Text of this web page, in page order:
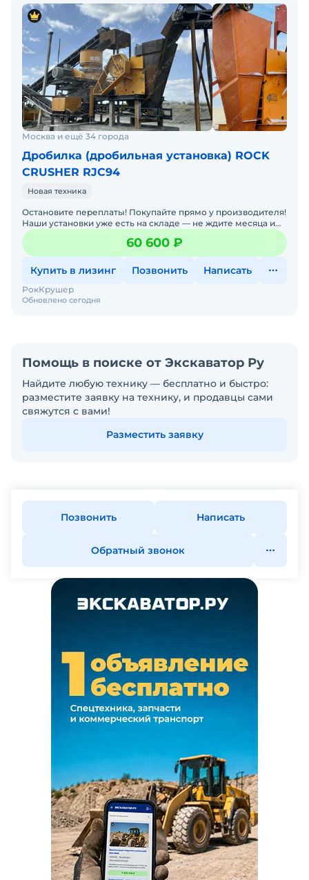
Москва и ещё 34 города
Дробилка (дробильная установка) ROCK
CRUSHER RJC94
Новая техника
Остановите переплаты! Покупайте прямо у производителя!
Наши установки уже есть на складе — не ждите месяца и
получайте оборудование быстро! Пока конкуре
60 600 ₽
Купить в лизинг Позвонить Написать
Обновлено сегодня
РокКрушер
Помощь в поиске от Экскаватор Ру
Найдите любую технику — бесплатно и быстро:
разместите заявку на технику, и продавцы сами
свяжутся с вами!
Разместить заявку
Позвонить Написать
Обратный звонок